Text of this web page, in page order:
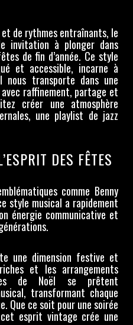
et de rythmes entraînants, le
invitation à plonger dans
de fin d’année. Ce style
et accessible, incarne à
nous transporte dans une
raffinement, partage et
créer une atmosphère
une playlist de jazz
DES FÊTES
comme Benny
style musical a rapidement
énergie communicative et
une dimension festive et
et les arrangements
de Noël se prêtent
transformant chaque
Que ce soit pour une soirée
esprit vintage crée une